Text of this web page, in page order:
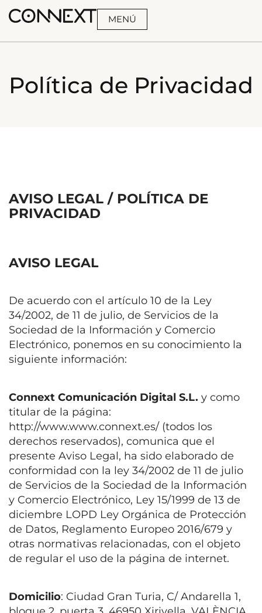
MENÚ
Política de Privacidad
AVISO LEGAL / POLÍTICA DE
PRIVACIDAD
AVISO LEGAL
De acuerdo con el artículo 10 de la Ley
34/2002, de 11 de julio, de Servicios de la
Sociedad de la Información y Comercio
Electrónico, ponemos en su conocimiento la
siguiente información:
Connext Comunicación Digital S.L. y como
titular de la página:
http://www.www.connext.es/ (todos los
derechos reservados), comunica que el
presente Aviso Legal, ha sido elaborado de
conformidad con la ley 34/2002 de 11 de julio
de Servicios de la Sociedad de la Información
y Comercio Electrónico, Ley 15/1999 de 13 de
diciembre LOPD Ley Orgánica de Protección
de Datos, Reglamento Europeo 2016/679 y
otras normativas relacionadas, con el objeto
de regular el uso de la página de internet.
Domicilio: Ciudad Gran Turia, C/ Andarella 1,